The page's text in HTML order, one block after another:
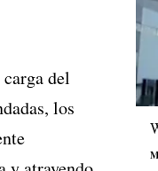
del
los